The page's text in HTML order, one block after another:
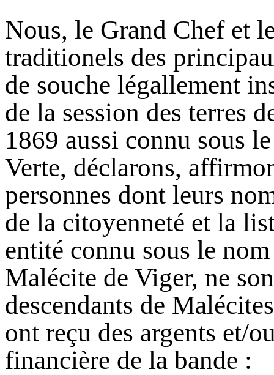
Nous, le Grand Chef et
traditionels des
de souche légallement
de la session des terres
1869 aussi connu sous
Verte, déclarons,
personnes dont leurs
de la citoyenneté et la
entité connu sous le
Malécite de Viger, ne
descendants de
ont reçu des argents et/
financière de la bande :